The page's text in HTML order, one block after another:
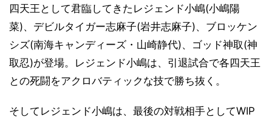
四天王として君臨してきたレジェンド小嶋(小嶋陽
菜)、デビルタイガー志麻子(岩井志麻子)、ブロッケン
シズ(南海キャンディーズ・山崎静代)、ゴッド神取(神
取忍)が登場。レジェンド小嶋は、引退試合で各四天王
との死闘をアクロバティックな技で勝ち抜く。
そしてレジェンド小嶋は、最後の対戦相手としてWIP